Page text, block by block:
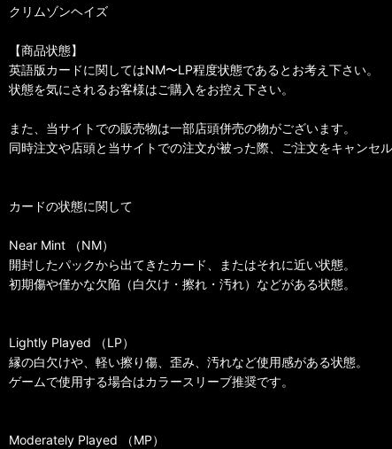
クリムゾンヘイズ
【商品状態】
英語版カードに関してはNM〜LP程度状態であるとお考え下さい。
状態を気にされるお客様はご購入をお控え下さい。
また、当サイトでの販売物は一部店頭併売の物がございます。
同時注文や店頭と当サイトでの注文が被った際、ご注文をキャンセ
カードの状態に関して
Near Mint （NM）
開封したパックから出てきたカード、またはそれに近い状態。
初期傷や僅かな欠陥（白欠け・擦れ・汚れ）などがある状態。
Lightly Played （LP）
縁の白欠けや、軽い擦り傷、歪み、汚れなど使用感がある状態。
ゲームで使用する場合はカラースリーブ推奨です。
Moderately Played （MP）